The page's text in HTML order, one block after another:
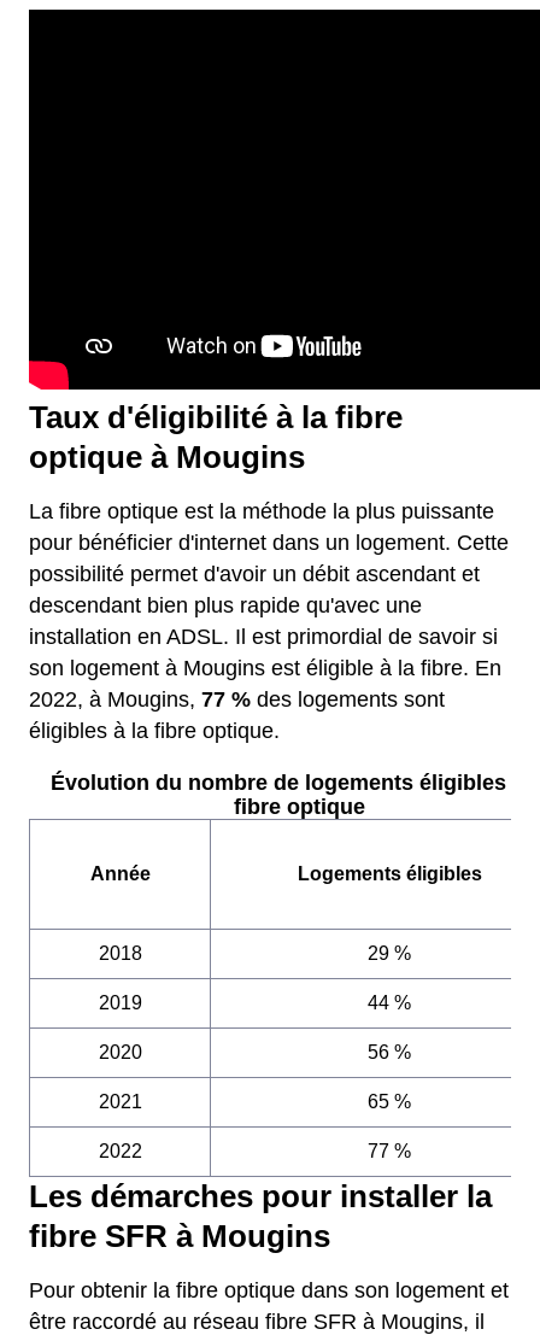
Taux d'éligibilité à la fibre
optique à Mougins
La fibre optique est la méthode la plus puissante
pour bénéficier d'internet dans un logement. Cette
possibilité permet d'avoir un débit ascendant et
descendant bien plus rapide qu'avec une
installation en ADSL. Il est primordial de savoir si
son logement à Mougins est éligible à la fibre. En
2022, à Mougins, 77 % des logements sont
éligibles à la fibre optique.
Évolution du nombre de logements éligibles à
fibre optique
Année Logements éligibles
2018 29 %
2019 44 %
2020 56 %
2021 65 %
2022 77 %
Les démarches pour installer la
fibre SFR à Mougins
Pour obtenir la fibre optique dans son logement et
être raccordé au réseau fibre SFR à Mougins, il